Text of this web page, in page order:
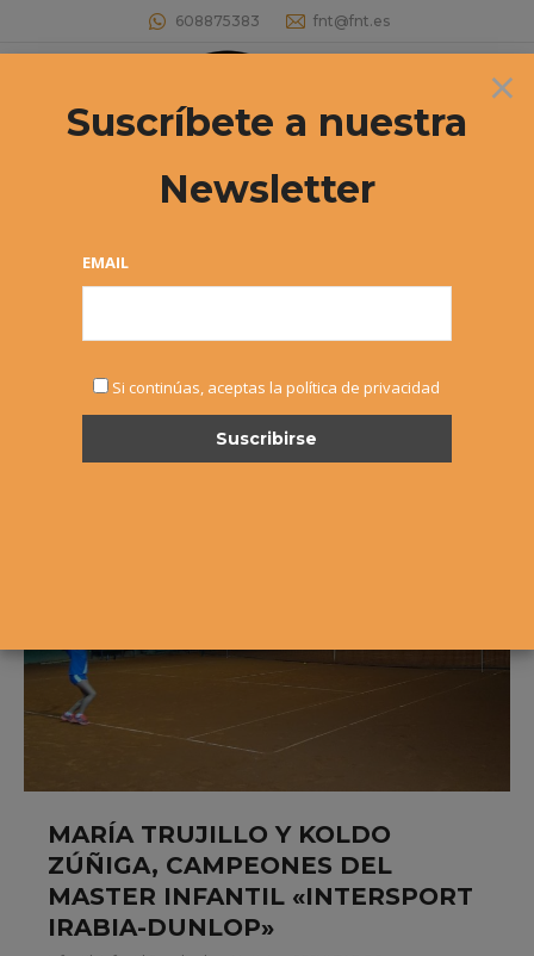
608875383 fnt@fnt.es
Buscar:
NOTICIAS
MARÍA TRUJILLO Y KOLDO
ZÚÑIGA, CAMPEONES DEL
MASTER INFANTIL «INTERSPORT
IRABIA-DUNLOP»
×
Suscríbete a nuestra
Newsletter
EMAIL
Si continúas, aceptas la política de privacidad